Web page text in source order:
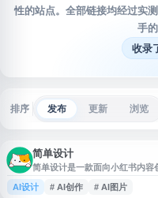
性的站点。全部链接均经过实
手
收录
排序 发布 更新 浏览
简单设计
简单设计是一款面向小红书内容
配图等视觉内容制作功能。用户
的图片素材，适用于内容种草、
AI设计 # AI创作 # AI图片